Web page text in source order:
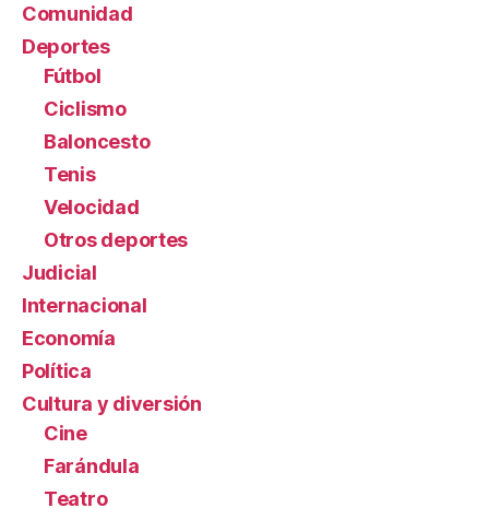
Comunidad
Deportes
Fútbol
Ciclismo
Baloncesto
Tenis
Velocidad
Otros deportes
Judicial
Internacional
Economía
Política
Cultura y diversión
Cine
Farándula
Teatro